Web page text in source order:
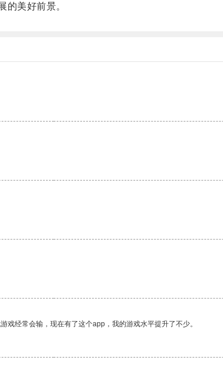
美好前景。
经常会输，现在有了这个app，我的游戏水平提升了不少。